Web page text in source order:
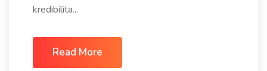
kredibilita...
Read More